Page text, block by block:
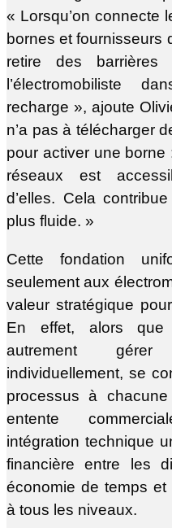
« Lorsqu’on connecte
bornes et fournisseurs
retire des barrières
l’électromobiliste
recharge », ajoute
n’a pas à télécharger
pour activer une
réseaux est
d’elles. Cela
plus fluide. »
Cette fondation
seulement aux
valeur stratégique
En effet, alors que
autrement
individuellement, se
processus à
entente
intégration technique
financière entre les
économie de temps et
à tous les niveaux.